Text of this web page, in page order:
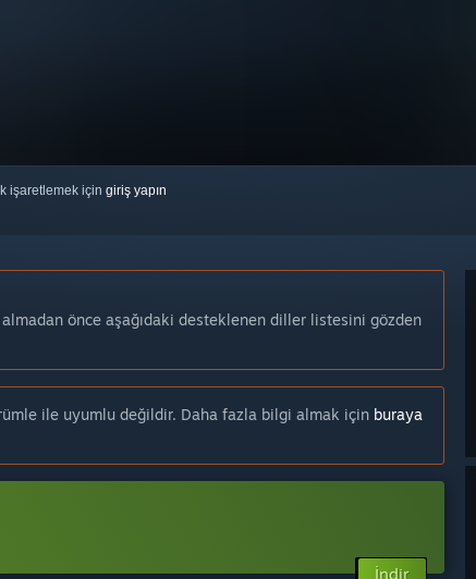
işaretlemek için giriş yapın
önce aşağıdaki desteklenen diller listesini gözden
ile uyumlu değildir. Daha fazla bilgi almak için buraya
İndir